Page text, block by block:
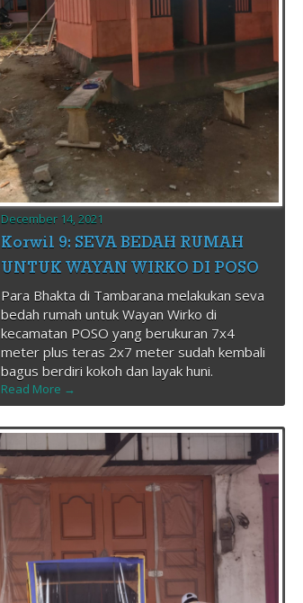
December 14, 2021
Korwil 9: SEVA BEDAH RUMAH
UNTUK WAYAN WIRKO DI POSO
Para Bhakta di Tambarana melakukan seva
bedah rumah untuk Wayan Wirko di
kecamatan POSO yang berukuran 7x4
meter plus teras 2x7 meter sudah kembali
bagus berdiri kokoh dan layak huni.
Read More →